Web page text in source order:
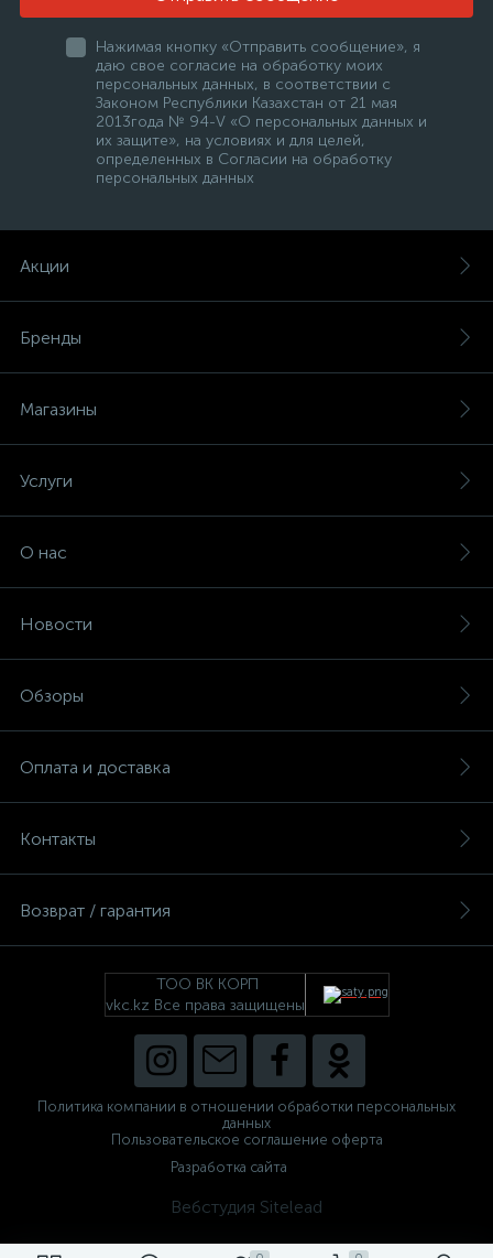
Нажимая кнопку «Отправить сообщение», я
даю свое согласие на обработку моих
персональных данных, в соответствии с
Законом Республики Казахстан от 21 мая
2013года № 94-V «О персональных данных и
их защите», на условиях и для целей,
определенных в Согласии на обработку
персональных данных
Акции
Бренды
Магазины
Услуги
О нас
Новости
Обзоры
Оплата и доставка
Контакты
Возврат / гарантия
ТОО ВК КОРП
vkc.kz Все права защищены
Политика компании в отношении обработки персональных
данных
Пользовательское соглашение оферта
Разработка сайта
Вебстудия Sitelead